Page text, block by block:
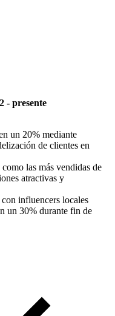
- presente
un 20% mediante
de clientes en
las más vendidas de
atractivas y
influencers locales
un 30% durante fin de